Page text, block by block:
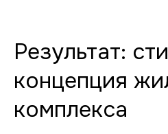
Результат:
концепция
комплекса